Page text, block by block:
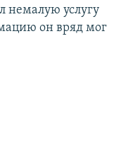
немалую услугу
он вряд мог